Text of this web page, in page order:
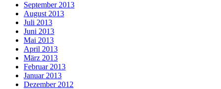
September 2013
August 2013
Juli 2013
Juni 2013
Mai 2013
April 2013
März 2013
Februar 2013
Januar 2013
Dezember 2012